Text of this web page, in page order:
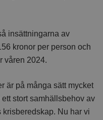
insättningarna av
kronor per person och
våren 2024.
är på många sätt mycket
stort samhällsbehov av
krisberedskap. Nu har vi